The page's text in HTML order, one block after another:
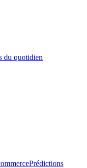
du quotidien
Prédictions